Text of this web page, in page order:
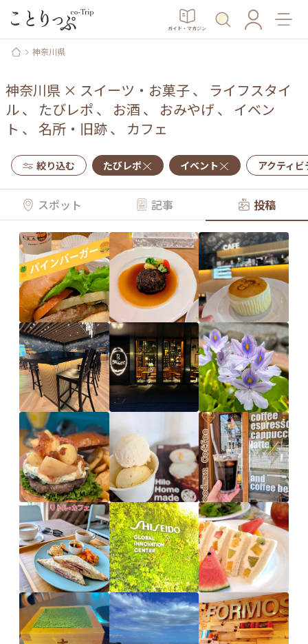
ガイド・マガジン
神奈川県
神奈川県 × スイーツ・お菓子、 ライフスタイ
ル、 たびレポ 、 お酒 、 おみやげ 、 イベン
ト 、 名所・旧跡、 カフェ
絞り込む たびレポ イベント アクティ
スポット 記事 投稿